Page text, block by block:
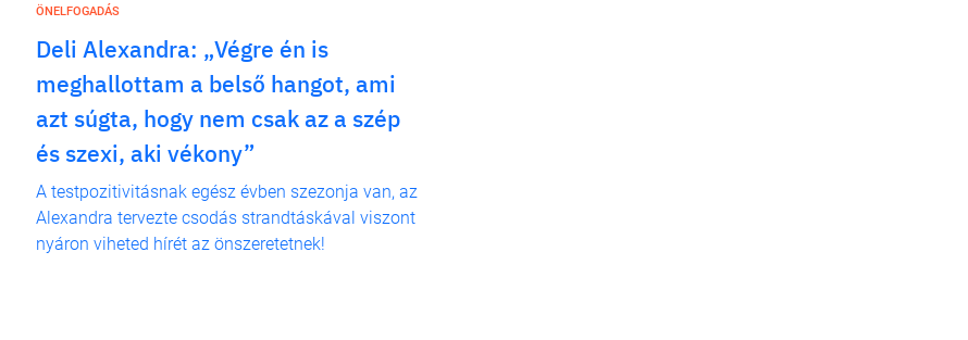
ÖNELFOGADÁS
Deli Alexandra: „Végre én is
meghallottam a belső hangot, ami
azt súgta, hogy nem csak az a szép
és szexi, aki vékony”
A testpozitivitásnak egész évben szezonja van, az
Alexandra tervezte csodás strandtáskával viszont
nyáron viheted hírét az önszeretetnek!